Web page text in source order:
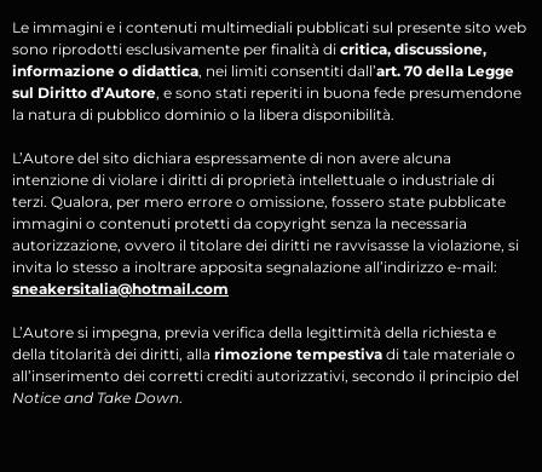
Le immagini e i contenuti multimediali pubblicati sul presente sito web
sono riprodotti esclusivamente per finalità di critica, discussione,
informazione o didattica, nei limiti consentiti dall’art. 70 della Legge
sul Diritto d’Autore, e sono stati reperiti in buona fede presumendone
la natura di pubblico dominio o la libera disponibilità.
L’Autore del sito dichiara espressamente di non avere alcuna
intenzione di violare i diritti di proprietà intellettuale o industriale di
terzi. Qualora, per mero errore o omissione, fossero state pubblicate
immagini o contenuti protetti da copyright senza la necessaria
autorizzazione, ovvero il titolare dei diritti ne ravvisasse la violazione, si
invita lo stesso a inoltrare apposita segnalazione all’indirizzo e-mail:
sneakersitalia@hotmail.com
L’Autore si impegna, previa verifica della legittimità della richiesta e
della titolarità dei diritti, alla rimozione tempestiva di tale materiale o
all’inserimento dei corretti crediti autorizzativi, secondo il principio del
Notice and Take Down.